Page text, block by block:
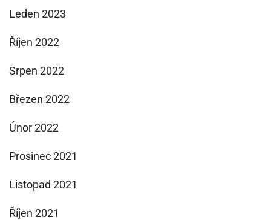
Leden 2023
Říjen 2022
Srpen 2022
Březen 2022
Únor 2022
Prosinec 2021
Listopad 2021
Říjen 2021